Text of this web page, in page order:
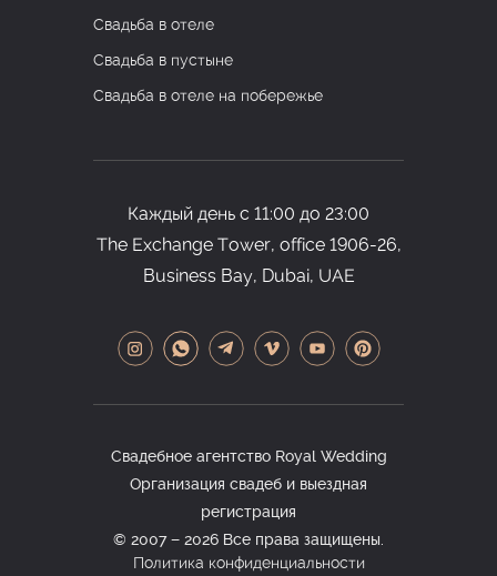
Свадьба в отеле
Свадьба в пустыне
Свадьба в отеле на побережье
Каждый день с 11:00 до 23:00
The Exchange Tower, office 1906-26,
Business Bay, Dubai, UAE
Свадебное агентство Royal Wedding
Организация свадеб и выездная
регистрация
© 2007 − 2026 Все права защищены.
Политика конфиденциальности